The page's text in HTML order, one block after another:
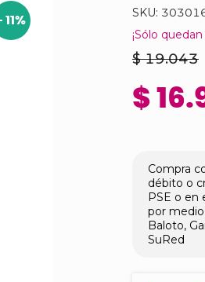
11%
SKU:
¡Sólo quedan
$ 19.043
$
Compra
débito o
PSE o en
por
Baloto,
SuRed